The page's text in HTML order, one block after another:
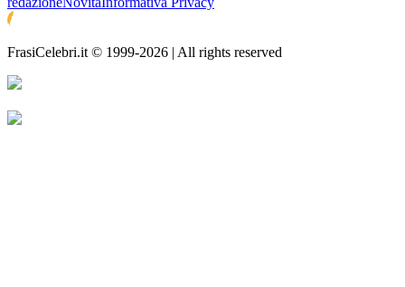
FrasiCelebri.it © 1999-2026 | All rights reserved